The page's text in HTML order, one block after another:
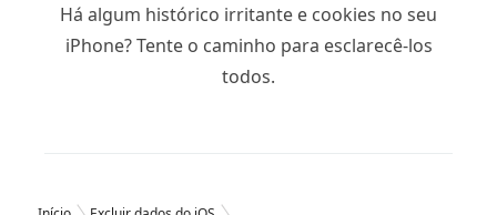
Há algum histórico irritante e cookies no seu
iPhone? Tente o caminho para esclarecê-los
todos.